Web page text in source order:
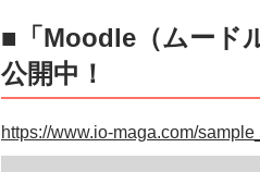
■「Moodle（ムード
公開中！
https://www.io-maga.com/